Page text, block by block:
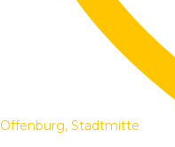
Offenburg, Stadtmitte